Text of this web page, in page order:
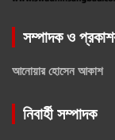
সম্পাদক ও
আনোয়ার হোসেন আকাশ
নিবার্হী সম্পাদক